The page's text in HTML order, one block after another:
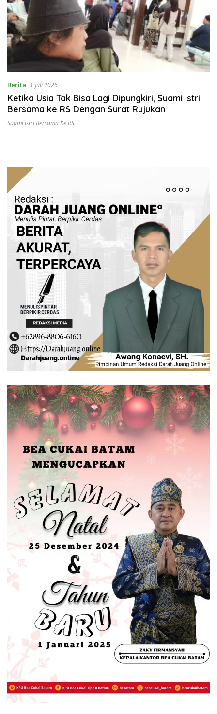
Berita 1 Juli 2026
Ketika Usia Tak Bisa Lagi Dipungkiri, Suami Istri
Bersama ke RS Dengan Surat Rujukan
Suami Istri Bersama Ke RS